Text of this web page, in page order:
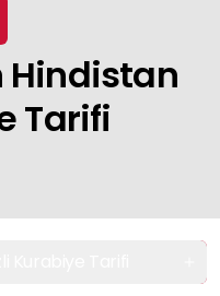
Hindistan
Tarifi